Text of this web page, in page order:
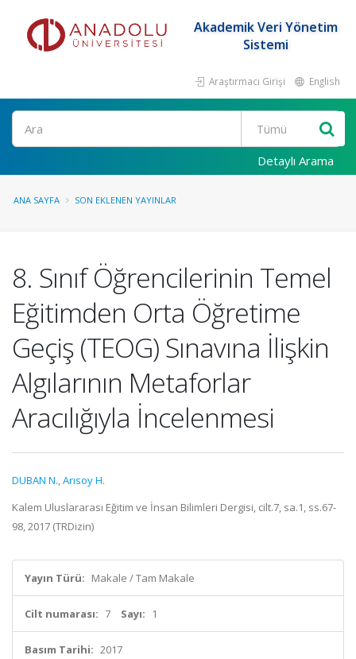
Akademik Veri Yönetim
Sistemi
Araştırmacı Girişi English
Ara
Detaylı Arama
ANA SAYFA SON EKLENEN YAYINLAR
8. Sınıf Öğrencilerinin Temel
Eğitimden Orta Öğretime
Geçiş (TEOG) Sınavına İlişkin
Algılarının Metaforlar
Aracılığıyla İncelenmesi
DUBAN N.,Arısoy H.
Kalem Uluslararası Eğitim ve İnsan Bilimleri Dergisi, cilt.7, sa.1, ss.67-
98, 2017 (TRDizin)
Yayın Türü: Makale / Tam Makale
Cilt numarası: 7 Sayı: 1
Basım Tarihi: 2017